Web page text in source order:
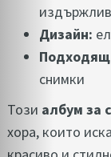
Дизайн:
Подходящ
снимки
Този албум за
хора, които